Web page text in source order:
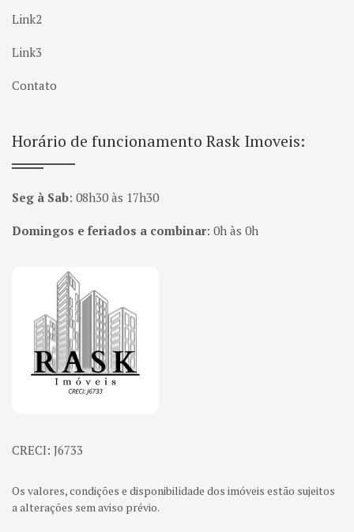
Link2
Link3
Contato
Horário de funcionamento Rask Imoveis:
Seg à Sab: 08h30 às 17h30
Domingos e feriados a combinar: 0h às 0h
Página inicial
CRECI: J6733
Os valores, condições e disponibilidade dos imóveis estão sujeitos
a alterações sem aviso prévio.